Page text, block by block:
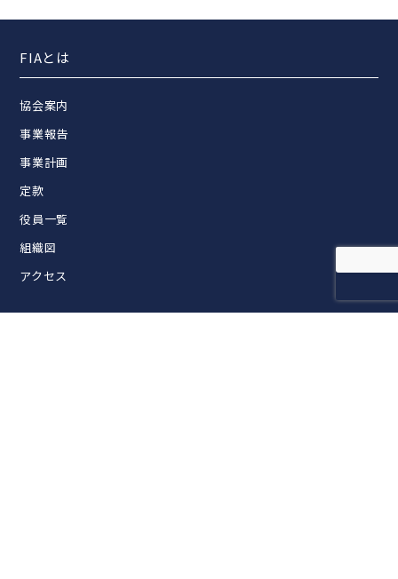
FIAとは
協会案内
事業報告
事業計画
定款
役員一覧
組織図
アクセス